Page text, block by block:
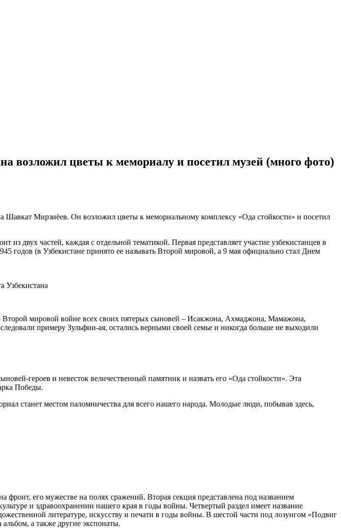
возложил цветы к мемориалу и посетил музей (много фото)
Мирзиёев. Он возложил цветы к мемориальному комплексу «Ода стойкости» и посетил
из двух частей, каждая с отдельной тематикой. Первая представляет участие узбекистанцев в
годов (в Узбекистане принято ее называть Второй мировой, а 9 мая официально стал Днем
Узбекистана
Второй мировой войне всех своих пятерых сыновей – Исакжона, Ахмаджона, Мамажона,
примеру Зульфии-ая, остались верными своей семье и никогда больше не выходили
героев и невесток величественный памятник и назвать его «Ода стойкости». Эта
Победы.
станет местом паломничества для всего нашего народа. Молодые люди, побывав здесь,
его мужестве на полях сражений. Вторая секция представлена под названием
и здравоохранении нашего края в годы войны. Четвертый раздел имеет название
литературе, искусству и печати в годы войны. В шестой части под лозунгом «Подвиг
а также другие экспонаты.